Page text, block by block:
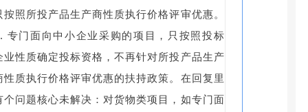
按照所投产品生产商性质执行价格评审优惠。
专门面向中小企业采购的项目，只按照投标
业性质确定投标资格，不再针对所投产品生产
性质执行价格评审优惠的扶持政策。在回复里
个问题核心未解决：对货物类项目，如专门面